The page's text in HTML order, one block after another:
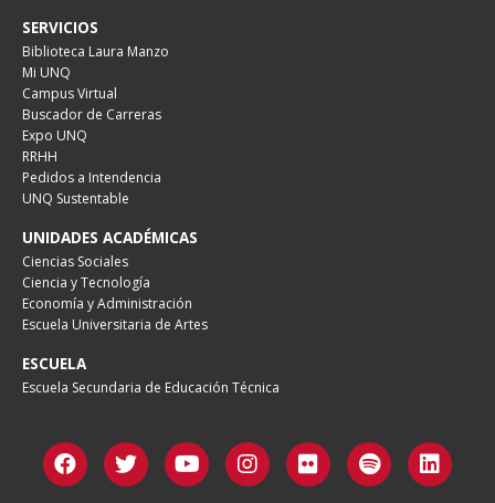
SERVICIOS
Biblioteca Laura Manzo
Mi UNQ
Campus Virtual
Buscador de Carreras
Expo UNQ
RRHH
Pedidos a Intendencia
UNQ Sustentable
UNIDADES ACADÉMICAS
Ciencias Sociales
Ciencia y Tecnología
Economía y Administración
Escuela Universitaria de Artes
ESCUELA
Escuela Secundaria de Educación Técnica